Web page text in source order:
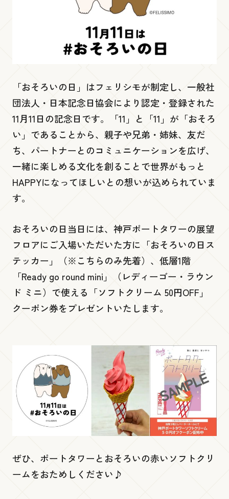
よくあるご質問
Language
Brilliance Museum
展望３階
Ready go round
展望２階
展望１階
Gallery 360
低層３階・４階
PORT TERRACE
低層２階
ビームス ジャパン 神戸
ポートアレイ 『灘五郷酒店 神戸ポートタ
ワー店』
「おそろいの日」はフェリシモが制定し、一般社
団法人・日本記念日協会により認定・登録された
11月11日の記念日です。「11」と「11」が「おそろ
い」であることから、親子や兄弟・姉妹、友だ
ち、パートナーとのコミュニケーションを広げ、
一緒に楽しめる文化を創ることで世界がもっと
HAPPYになってほしいとの想いが込められていま
す。
おそろいの日当日には、神戸ポートタワーの展望
フロアにご入場いただいた方に「おそろいの日ス
テッカー」（※こちらのみ先着）、低層1階
「Ready go round mini」（レディーゴー・ラウン
ド ミニ）で使える「ソフトクリーム 50円OFF」
クーポン券をプレゼントいたします。
ぜひ、ポートタワーとおそろいの赤いソフトクリ
ームをおためしください♪